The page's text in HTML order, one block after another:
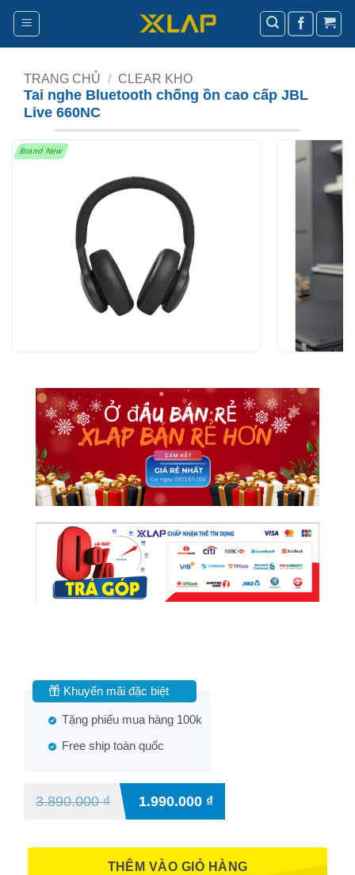
Bỏ
nội
TRANG CHỦ / CLEAR KHO
Tai nghe Bluetooth chống ồn cao cấp JBL
Live 660NC
Brand New
Khuyến mãi đặc biệt
Tặng phiếu mua hàng 100k
Free ship toàn quốc
3.890.000₫ 1.990.000 ₫
THÊM VÀO GIỎ HÀNG